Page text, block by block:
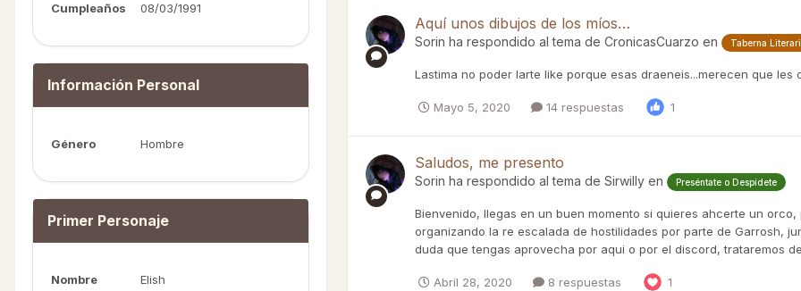
Cumpleaños 08/03/1991
Información Personal
Género Hombre
Primer Personaje
Nombre Elish
Aquí unos dibujos de los míos…
Sorin ha respondido al tema de CronicasCuarzo en Taberna
Lastima no poder larte like porque esas draeneis...merecen que les
Mayo 5, 2020 14 respuestas 1
Saludos, me presento
Sorin ha respondido al tema de Sirwilly en Preséntate o Despídete
Bienvenido, llegas en un buen momento si quieres ahcerte un
organizando la re escalada de hostilidades por parte de Garrosh,
duda que tengas aprovecha por aqui o por el discord, trataremos
Abril 28, 2020 8 respuestas 1